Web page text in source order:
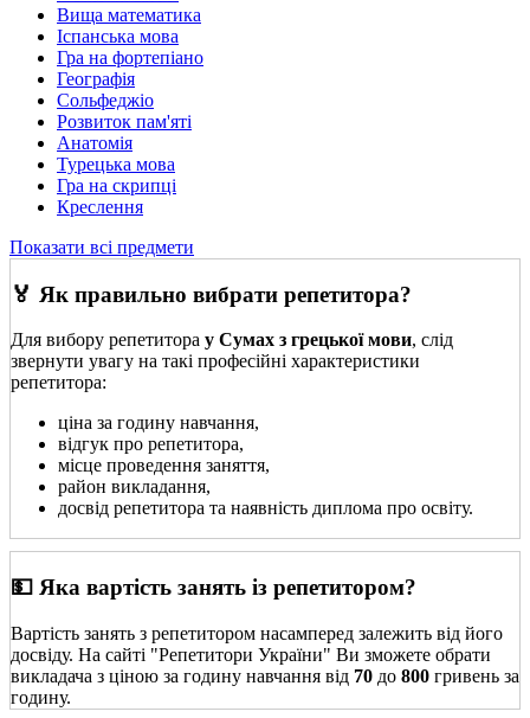
Вища математика
Іспанська мова
Гра на фортепіано
Географія
Сольфеджіо
Розвиток пам'яті
Анатомія
Турецька мова
Гра на скрипці
Креслення
Показати всі предмети
🏅 Як правильно вибрати репетитора?
Для вибору репетитора у Сумах з грецької мови, слід
звернути увагу на такі професійні характеристики
репетитора:
ціна за годину навчання,
відгук про репетитора,
місце проведення заняття,
район викладання,
досвід репетитора та наявність диплома про освіту.
💵 Яка вартість занять із репетитором?
Вартість занять з репетитором насамперед залежить від його
досвіду. На сайті "Репетитори України" Ви зможете обрати
викладача з ціною за годину навчання від 70 до 800 гривень за
годину.